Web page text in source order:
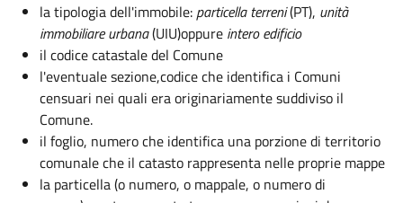
la tipologia dell'immobile: particella terreni(PT), unità
immobiliare urbana(UIU)oppure intero edificio
il codice catastale del Comune
l'eventuale sezione,codice che identifica i Comuni
censuari nei quali era originariamente suddiviso il
Comune.
il foglio, numero che identifica una porzione di territorio
comunale che il catasto rappresenta nelle proprie mappe
la particella (o numero, o mappale, o numero di